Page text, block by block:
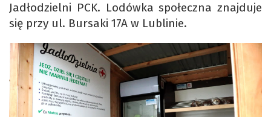
Jadłodzielni PCK. Lodówka społeczna znajduje
się przy ul. Bursaki 17A w Lublinie.